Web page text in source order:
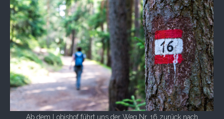
Ab dem Lobishof führt uns der Weg Nr. 16 zurück nach